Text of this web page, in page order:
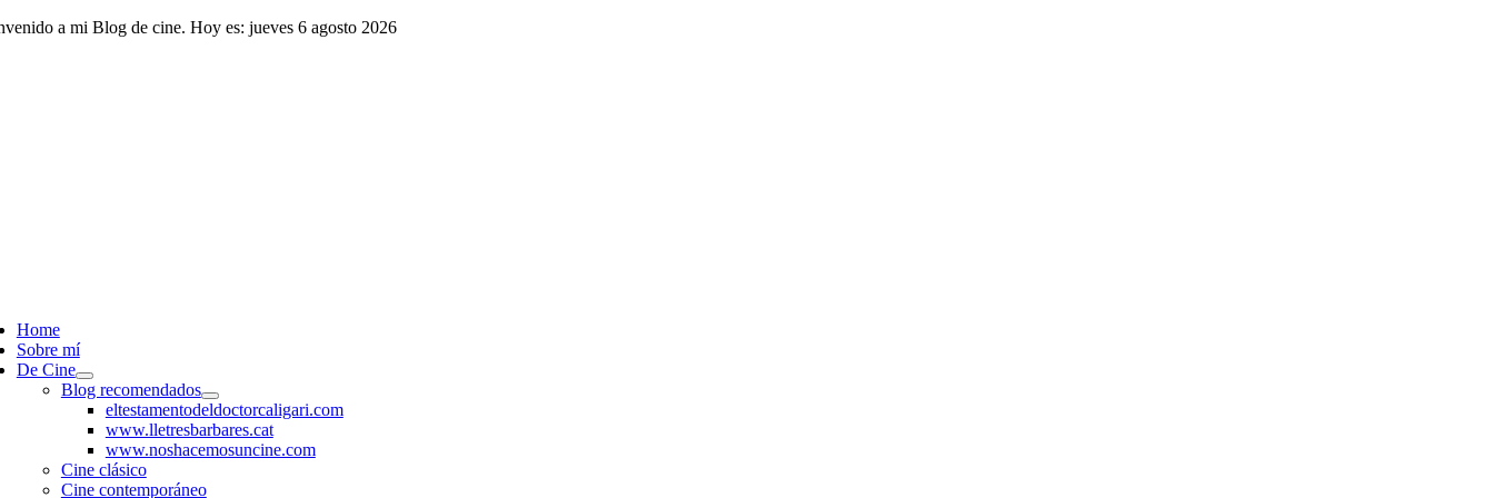
Saltar a mi Blog de cine. Hoy es: jueves 6 agosto 2026
Home
Sobre mí
De Cine
Blog recomendados
eltestamentodeldoctorcaligari.com
www.lletresbarbares.cat
www.noshacemosuncine.com
Cine clásico
Cine contemporáneo